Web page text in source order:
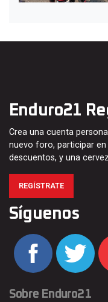
Enduro21
Crea una cuenta
nuevo foro, participar
descuentos, y una
REGÍSTRATE
Síguenos
Sobre Enduro21